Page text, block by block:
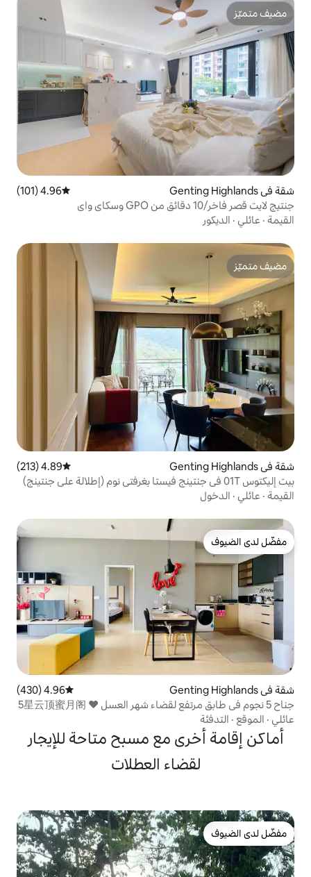
متوسط التقييم 4.96 من 5، 101 مراجعات
4.96 (101)
متوسط التقييم 4.89 من 5، 213 مراجعات
4.89 (213)
متوسط التقييم 4.96 من 5، 430 مراجعات
4.96 (430)
مع مسبح متاحة للإيجار